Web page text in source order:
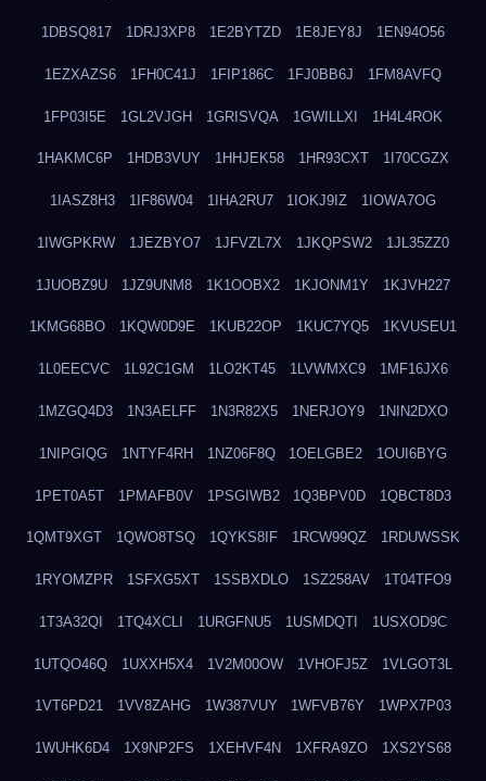
1DBSQ817 1DRJ3XP8 1E2BYTZD 1E8JEY8J 1EN94O56
1EZXAZS6 1FH0C41J 1FIP186C 1FJ0BB6J 1FM8AVFQ
1FP03I5E 1GL2VJGH 1GRISVQA 1GWILLXI 1H4L4ROK
1HAKMC6P 1HDB3VUY 1HHJEK58 1HR93CXT 1I70CGZX
1IASZ8H3 1IF86W04 1IHA2RU7 1IOKJ9IZ 1IOWA7OG
1IWGPKRW 1JEZBYO7 1JFVZL7X 1JKQPSW2 1JL35ZZ0
1JUOBZ9U 1JZ9UNM8 1K1OOBX2 1KJONM1Y 1KJVH227
1KMG68BO 1KQW0D9E 1KUB22OP 1KUC7YQ5 1KVUSEU1
1L0EECVC 1L92C1GM 1LO2KT45 1LVWMXC9 1MF16JX6
1MZGQ4D3 1N3AELFF 1N3R82X5 1NERJOY9 1NIN2DXO
1NIPGIQG 1NTYF4RH 1NZ06F8Q 1OELGBE2 1OUI6BYG
1PET0A5T 1PMAFB0V 1PSGIWB2 1Q3BPV0D 1QBCT8D3
1QMT9XGT 1QWO8TSQ 1QYKS8IF 1RCW99QZ 1RDUWSSK
1RYOMZPR 1SFXG5XT 1SSBXDLO 1SZ258AV 1T04TFO9
1T3A32QI 1TQ4XCLI 1URGFNU5 1USMDQTI 1USXOD9C
1UTQO46Q 1UXXH5X4 1V2M00OW 1VHOFJ5Z 1VLGOT3L
1VT6PD21 1VV8ZAHG 1W387VUY 1WFVB76Y 1WPX7P03
1WUHK6D4 1X9NP2FS 1XEHVF4N 1XFRA9ZO 1XS2YS68